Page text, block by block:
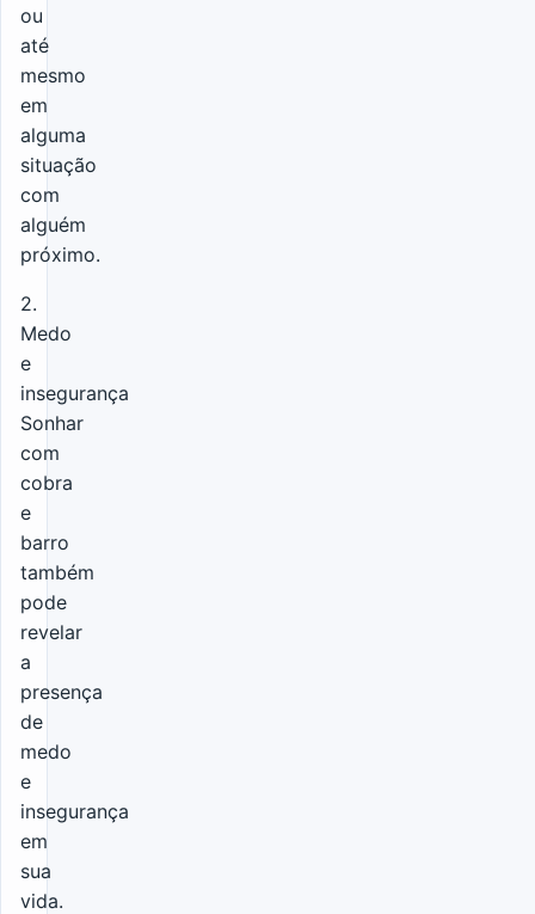
ou
até
mesmo
em
alguma
situação
com
alguém
próximo.
2.
Medo
e
insegurança
Sonhar
com
cobra
e
barro
também
pode
revelar
a
presença
de
medo
e
insegurança
em
sua
vida.